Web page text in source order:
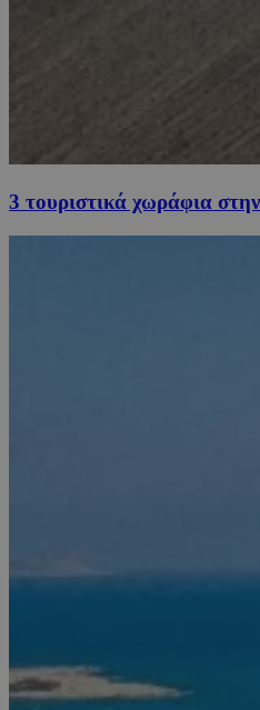
3 τουριστικά χωράφια